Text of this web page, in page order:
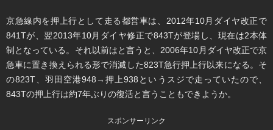
京急線内を押上行として走る都営車は、2012年10月ダイヤ改正で
841Tが、翌2013年10月ダイヤ修正で843Tが登場し、現在は2本体
制となっている。それ以前はと言うと、2006年10月ダイヤ改正で京
急車に置き換えられる形で消滅した823T急行押上行以来になる。そ
の823T、羽田空港948→押上938というスジで走っていたので、
843Tの押上行は約7年ぶりの復活と言うこともできようか。
スポンサーリンク